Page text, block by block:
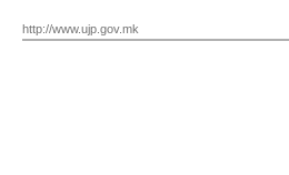
http://www.ujp.gov.mk